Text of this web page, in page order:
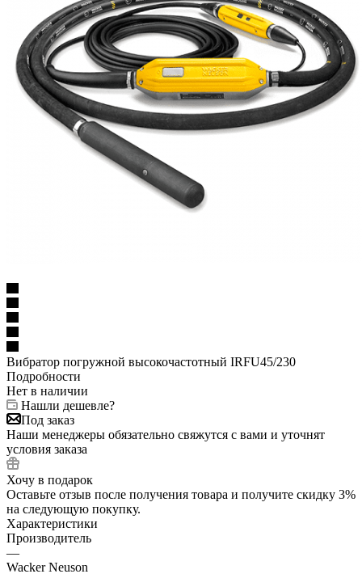
Вибратор погружной высокочастотный IRFU45/230
Подробности
Нет в наличии
Нашли дешевле?
Под заказ
Наши менеджеры обязательно свяжутся с вами и уточнят
условия заказа
Хочу в подарок
Оставьте отзыв после получения товара и получите скидку 3%
на следующую покупку.
Характеристики
Производитель
—
Wacker Neuson